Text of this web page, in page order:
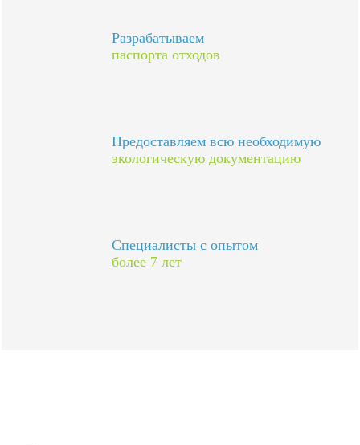
Разрабатываем
паспорта отходов
Предоставляем всю необходимую
экологическую документацию
Специалисты с опытом
более 7 лет